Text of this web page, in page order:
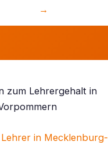
→
zum Lehrergehalt in
in Mecklenburg-